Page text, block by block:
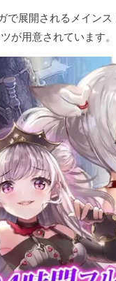
で展開されるメインス
が用意されています。